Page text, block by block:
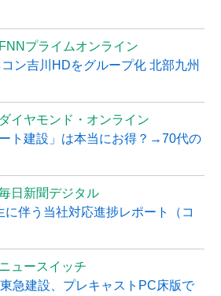
FNNプライムオンライン
ン吉川HDをグループ化 北部九州
ダイヤモンド・オンライン
ート建設」は本当にお得？→70代の
日新聞デジタル
伴う当社対応進捗レポート（コ
ニュースイッチ
急建設、プレキャストPC床版で